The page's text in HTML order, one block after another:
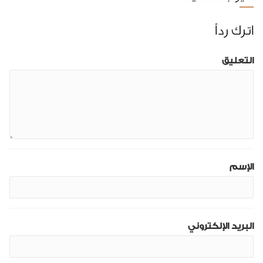
اترك رداً
التعليق
الإسم
البريد الإلكتروني